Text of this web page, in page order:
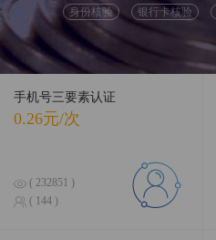
身份核验 银行卡核验
手机号三要素认证
0.26元/次
( 232851 )
( 144 )